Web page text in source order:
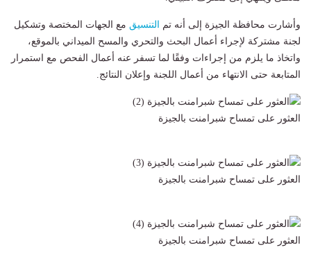
وأشارت محافظة الجيزة إلى أنه تم التنسيق مع الجهات المختصة وتشكيل
لجنة مشتركة لإجراء أعمال البحث والتحري والمسح الميداني بالموقع،
واتخاذ ما يلزم من إجراءات وفقًا لما تسفر عنه أعمال الفحص مع استمرار
المتابعة حتى الانتهاء من أعمال اللجنة وإعلان النتائج.
العثور على تمساح شبرامنت بالجيزة
العثور على تمساح شبرامنت بالجيزة
العثور على تمساح شبرامنت بالجيزة